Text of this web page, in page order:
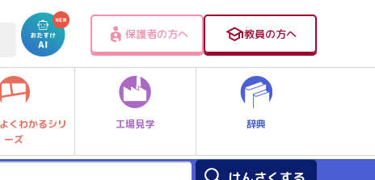
保護者の方へ 教員の方へ
くわかるシリ
ーズ
工場見学 辞典